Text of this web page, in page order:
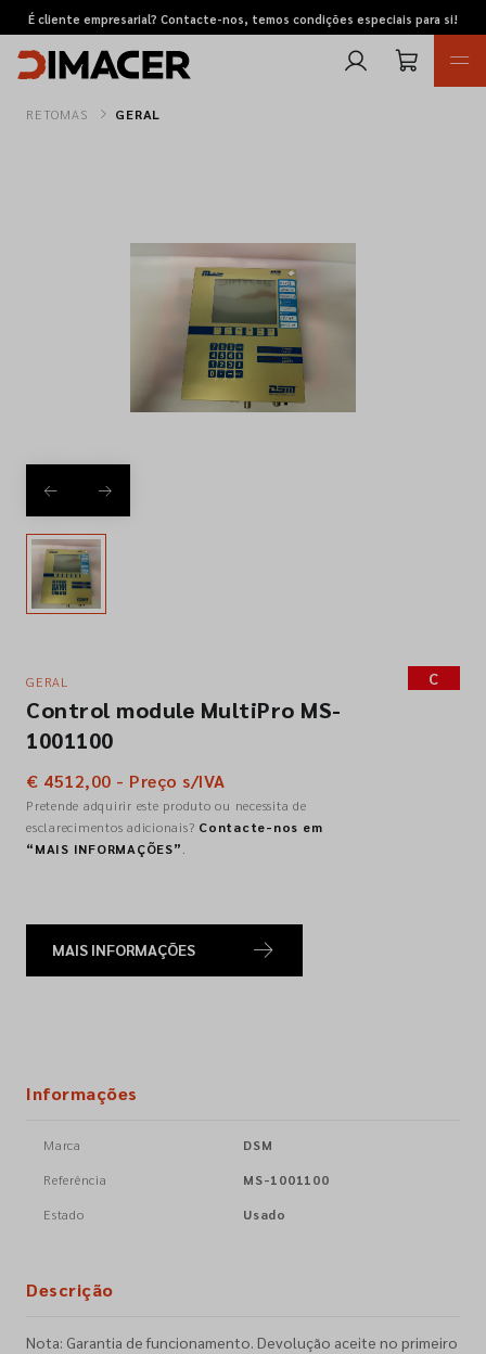
É cliente empresarial? Contacte-nos, temos condições especiais para si!
Favoritos
Empresa
Contactos
Siga-nos nas redes sociais
RETOMAS GERAL
GERAL
Control module MultiPro MS-
1001100
C
€ 4512,00 - Preço s/IVA
Pretende adquirir este produto ou necessita de
esclarecimentos adicionais? Contacte-nos em
“MAIS INFORMAÇÕES”
MAIS INFORMAÇÕES
Informações
Marca
Referência
Estado
DSM
MS-1001100
Usado
Descrição
Nota: Garantia de funcionamento. Devolução aceite no primeiro